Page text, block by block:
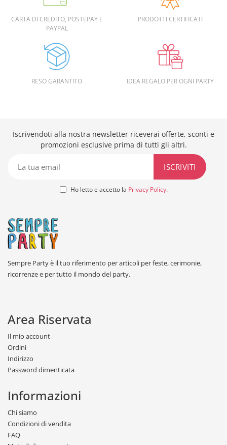
CARTA DI CREDITO, POSTEPAY E
PAYPAL
PRODOTTI CERTIFICATI
RESO GARANTITO IDEA REGALO PER OGNI PARTY
Iscrivendoti alla nostra newsletter riceverai offerte, sconti e
promozioni esclusive prima di tutti gli altri.
Ho letto e accetto la Privacy Policy.
Sempre Party è il tuo riferimento per articoli per feste, cerimonie,
ricorrenze e per tutto il mondo del party.
Area Riservata
Il mio account
Ordini
Indirizzo
Password dimenticata
Informazioni
Chi siamo
Condizioni di vendita
FAQ